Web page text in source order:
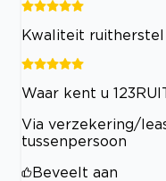
Kwaliteit ruitherstel
Waar kent u
Via verzekering/
tussenpersoon
Beveelt aan